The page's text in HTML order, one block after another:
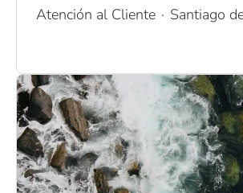
Atención al Cliente · Santiago